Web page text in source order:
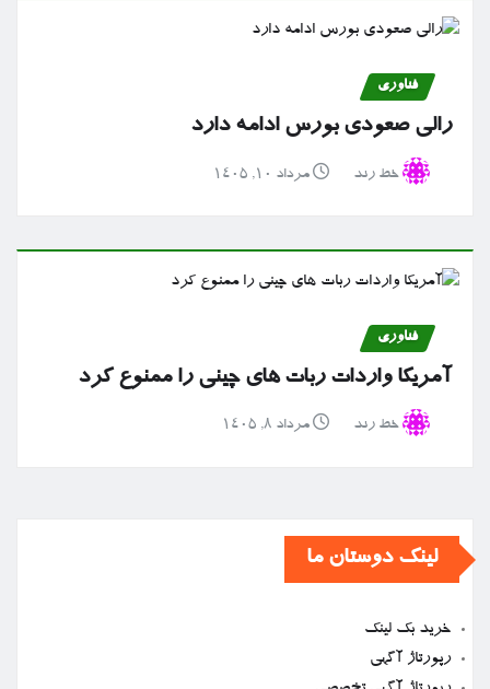
فناوری
رالی صعودی بورس ادامه دارد
خط رند مرداد ۱۰, ۱۴۰۵
فناوری
آمریکا واردات ربات های چینی را ممنوع کرد
خط رند مرداد ۸, ۱۴۰۵
لینک دوستان ما
خرید بک لینک
رپورتاژ آگهی